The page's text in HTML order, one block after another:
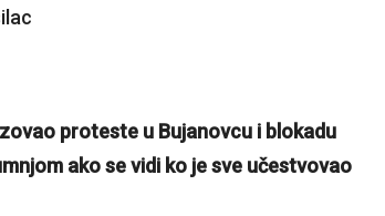
proteste u Bujanovcu i blokadu
ako se vidi ko je sve učestvovao